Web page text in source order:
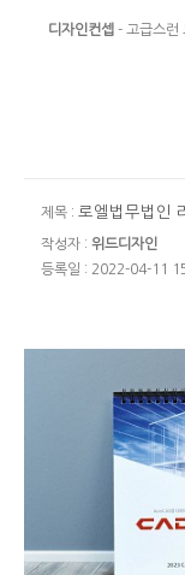
디자인컨셉 - 고급스런
제목 : 로엘법무법인
작성자 : 위드디자인
등록일 : 2022-04-11
캐디